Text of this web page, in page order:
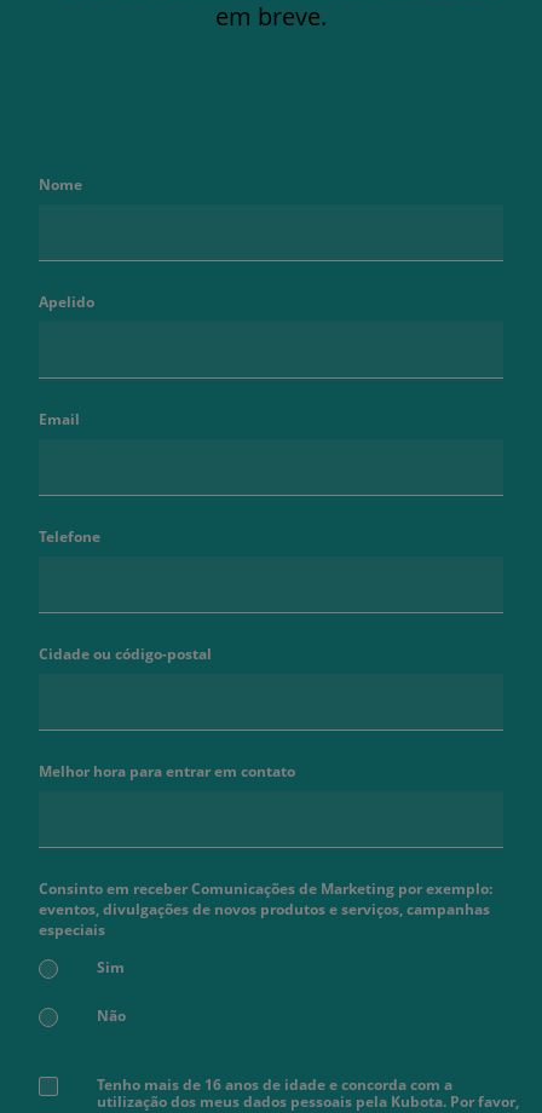
em breve.
Nome
Apelido
Email
Telefone
Cidade ou código-postal
Melhor hora para entrar em contato
Consinto em receber Comunicações de Marketing por exemplo:
eventos, divulgações de novos produtos e serviços, campanhas
especiais
Sim
Não
Tenho mais de 16 anos de idade e concorda com a
utilização dos meus dados pessoais pela Kubota. Por favor,